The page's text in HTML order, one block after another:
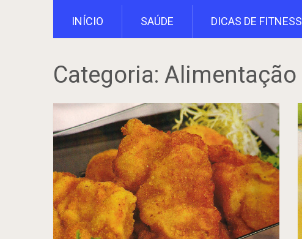
INÍCIO SAÚDE DICAS DE FITNESS
Categoria: Alimentação